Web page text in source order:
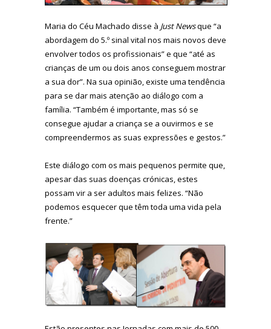
Maria do Céu Machado disse à Just Newsque “a
abordagem do 5.º sinal vital nos mais novos deve
envolver todos os profissionais” e que “até as
crianças de um ou dois anos conseguem mostrar
a sua dor”. Na sua opinião, existe uma tendência
para se dar mais atenção ao diálogo com a
família. “Também é importante, mas só se
consegue ajudar a criança se a ouvirmos e se
compreendermos as suas expressões e gestos.”
Este diálogo com os mais pequenos permite que,
apesar das suas doenças crónicas, estes
possam vir a ser adultos mais felizes. “Não
podemos esquecer que têm toda uma vida pela
frente.”